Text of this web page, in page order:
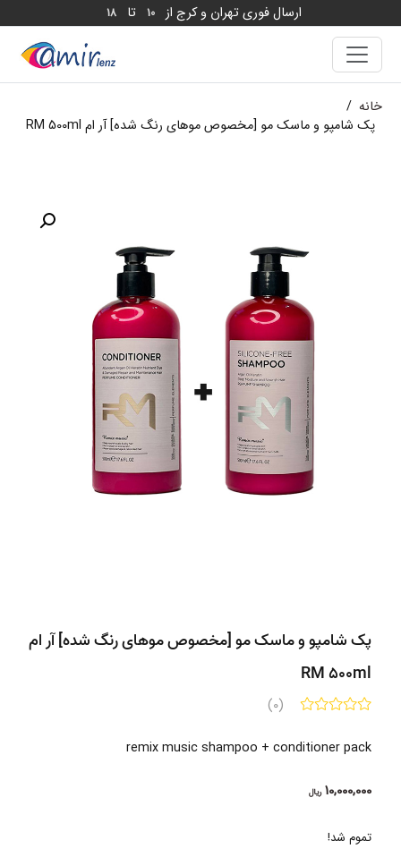
ارسال فوری تهران و کرج از 10 تا 18
خانه /
پک شامپو و ماسک مو [مخصوص موهای رنگ شده] آر ام RM 500ml
پک شامپو و ماسک مو [مخصوص موهای رنگ شده] آر ام
RM 500ml
(0)
remix music shampoo + conditioner pack
10,000,000 ریال
تموم شد!